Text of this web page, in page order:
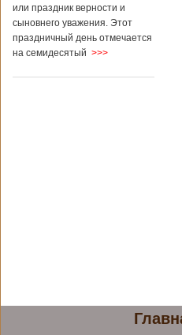
или праздник верности и
сыновнего уважения. Этот
праздничный день отмечается
на семидесятый >>>